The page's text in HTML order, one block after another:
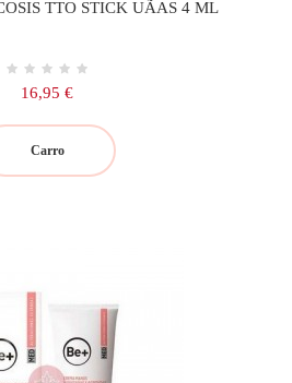
TTO STICK UÃAS 4 ML
Precio
16,95 €
Carro